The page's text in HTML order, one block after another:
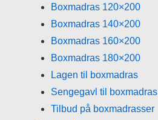
Boxmadras 120×200
Boxmadras 140×200
Boxmadras 160×200
Boxmadras 180×200
Lagen til boxmadras
Sengegavl til boxmadras
Tilbud på boxmadrasser